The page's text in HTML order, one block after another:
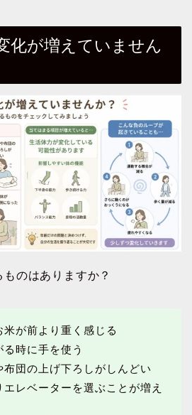
化が増えていません
のはありますか？
米が前より重く感じる
る時に手を使う
布団の上げ下ろしがしんどい
エレベーターを選ぶことが増え